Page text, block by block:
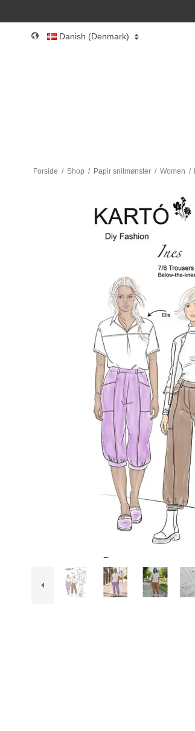
Danish (Denmark)
Forside / Shop / Papir snitmønster / Women /